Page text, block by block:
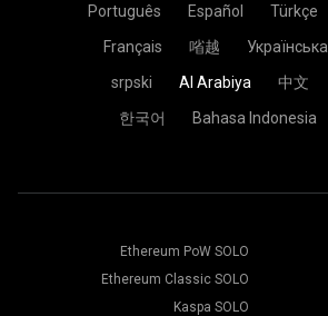
Türkçe
Español
Português
Українська
㗂越
Français
中文
Al Arabiya
srpski
Bahasa Indonesia
한국어
Ethereum PoW SOLO
Ethereum Classic SOLO
Kaspa SOLO